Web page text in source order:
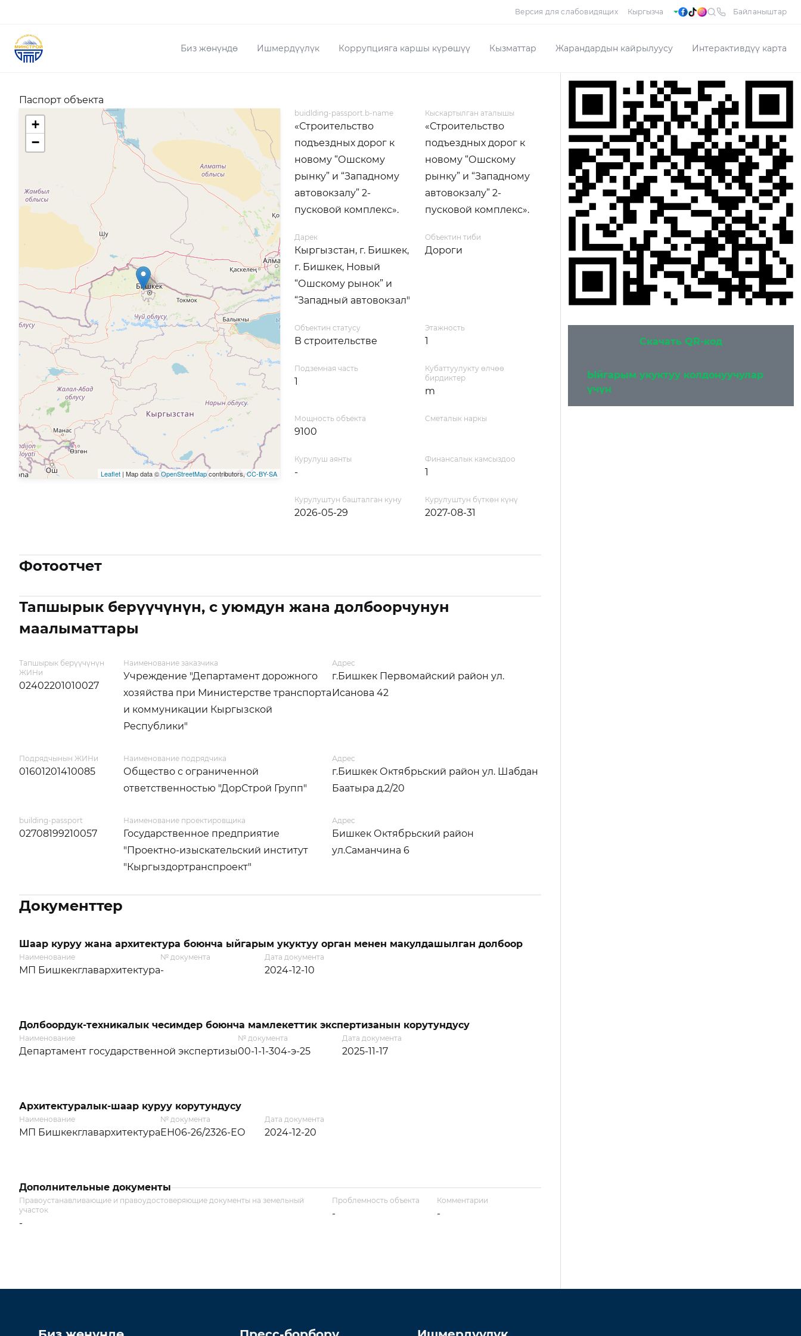
Версия для слабовидящих Байланыштар
Биз жөнүндө Ишмердүүлүк Коррупцияга каршы күрөшүү Кызматтар Жарандардын кайрылуусу Интерактивдүү карта
Паспорт объекта
+
−
Leaflet| Map data ©OpenStreetMapcontributors, CC-BY-SA
buidlding-passport.b-name
«Строительство
подъездных дорог к
новому “Ошскому
рынку” и “Западному
автовокзалу” 2-
пусковой комплекс».
Кыскартылган аталышы
«Строительство
подъездных дорог к
новому “Ошскому
рынку” и “Западному
автовокзалу” 2-
пусковой комплекс».
Дарек
Кыргызстан, г. Бишкек,
г. Бишкек, Новый
“Ошскому рынок” и
“Западный автовокзал"
Объектин тиби
Дороги
Объектин статусу
В строительстве
Этажность
1
Подземная часть
1
Кубаттуулукту өлчөө
бирдиктер
m
Мощность объекта
9100
Сметалык наркы
Курулуш аянты
-
Финансалык камсыздоо
1
Курулуштун башталган куну
2026-05-29
Курулуштун бүткөн күнү
2027-08-31
Фотоотчет
Тапшырык берүүчүнүн, с уюмдун жана долбоорчунун
маалыматтары
Тапшырык берүүчүнүн
ЖИНи
02402201010027
Наименование заказчика
Учреждение "Департамент дорожного
хозяйства при Министерстве транспорта
и коммуникации Кыргызской
Республики"
Адрес
г.Бишкек Первомайский район ул.
Исанова 42
Подрядчынын ЖИНи
01601201410085
Наименование подрядчика
Общество с ограниченной
ответственностью "ДорСтрой Групп"
Адрес
г.Бишкек Октябрьский район ул. Шабдан
Баатыра д.2/20
building-passport
02708199210057
Наименование проектировщика
Государственное предприятие
"Проектно-изыскательский институт
"Кыргыздортранспроект"
Адрес
Бишкек Октябрьский район
ул.Саманчина 6
Документтер
Шаар куруу жана архитектура боюнча ыйгарым укуктуу орган менен макулдашылган долбоор
Наименование
МП Бишкекглавархитектура
№ документа
-
Дата документа
2024-12-10
Долбоордук-техникалык чесимдер боюнча мамлекеттик экспертизанын корутундусу
Наименование
Департамент государственной экспертизы
№ документа
00-1-1-304-э-25
Дата документа
2025-11-17
Архитектуралык-шаар куруу корутундусу
Наименование
МП Бишкекглавархитектура
№ документа
ЕН06-26/2326-ЕО
Дата документа
2024-12-20
Дополнительные документы
Правоустанавливающие и правоудостоверяющие документы на земельный
участок
-
Проблемность объекта
-
Комментарии
-
Скачать QR-код
Ыйгарым укуктуу колдонуучулар
үчүн